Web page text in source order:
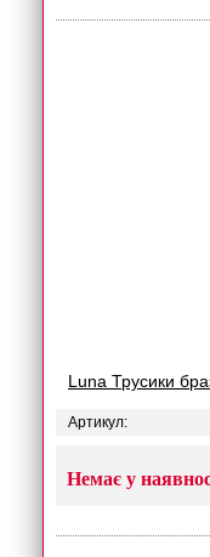
Luna Трусики
Артикул:
Немає у